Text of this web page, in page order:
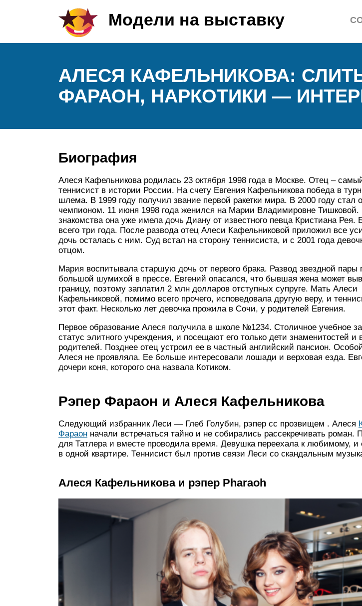
Модели на выставку
АЛЕСЯ КАФЕЛЬНИКОВА:
ФАРАОН, НАРКОТИКИ —
Биография
Алеся Кафельникова родилась 23 октября 1998 года в Москве. Отец –
теннисист в истории России. На счету Евгения Кафельникова победа в
шлема. В 1999 году получил звание первой ракетки мира. В 2000 году стал
чемпионом. 11 июня 1998 года женился на Марии Владимировне
знакомства она уже имела дочь Диану от известного певца Кристиана Рея.
всего три года. После развода отец Алеси Кафельниковой приложил все
дочь осталась с ним. Суд встал на сторону теннисиста, и с 2001 года
отцом.
Мария воспитывала старшую дочь от первого брака. Развод звездной пары
большой шумихой в прессе. Евгений опасался, что бывшая жена может
границу, поэтому заплатил 2 млн долларов отступных супруге. Мать Алеси
Кафельниковой, помимо всего прочего, исповедовала другую веру, и
этот факт. Несколько лет девочка прожила в Сочи, у родителей Евгения.
Первое образование Алеся получила в школе №1234. Столичное учебное
статус элитного учреждения, и посещают его только дети знаменитостей и
родителей. Позднее отец устроил ее в частный английский пансион.
Алеся не проявляла. Ее больше интересовали лошади и верховая езда.
дочери коня, которого она назвала Котиком.
Рэпер Фараон и Алеся Кафельникова
Следующий избранник Леси — Глеб Голубин, рэпер сс прозвищем . Алеся
Фараон начали встречаться тайно и не собирались рассекречивать роман.
для Татлера и вместе проводила время. Девушка переехала к любимому, и
в одной квартире. Теннисист был против связи Леси со скандальным
Алеся Кафельникова и рэпер Pharaoh